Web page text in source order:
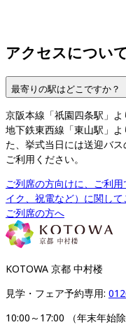
アクセスについ
最寄りの駅はどこですか？
京阪本線「祇園四条駅」
地下鉄東西線「東山駅」
た、挙式当日には送迎バ
ご利用ください。
ご列席の方向けに、ご利
イク、祝電など）に関して
ご列席の方へ
KOTOWA 京都 中村楼
見学・フェア予約専用:
10:00～17:00 （年末年始除